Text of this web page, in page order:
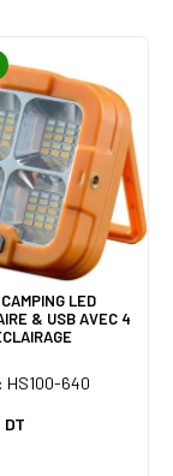
LED
& USB AVEC 4
HS100-640
DT